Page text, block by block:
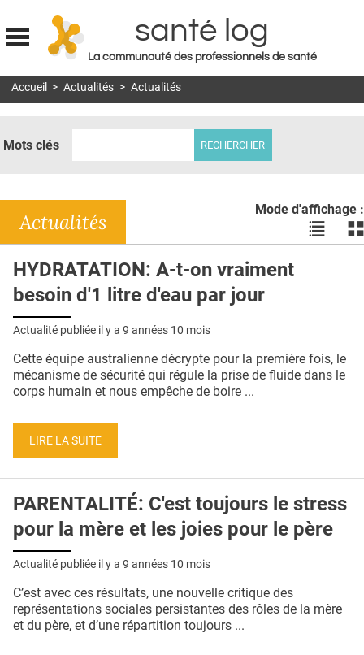
Jump to navigation
santé log
La communauté des professionnels de santé
MON COMPTE
DOSSIERS
RÉSEAUX
E-REVUE SAD
QUI SOMMES-NOUS ?
CONDITIONS GÉNÉRALES
CRÉDITS
Accueil > Actualités > Actualités
Mots clés
Mode d'affichage :
Voir
les
les
Actualités
HYDRATATION: A-t-on vraiment
besoin d'1 litre d'eau par jour
Actualité publiée il y a 9 années 10 mois
Cette équipe australienne décrypte pour la première fois, le
mécanisme de sécurité qui régule la prise de fluide dans le
corps humain et nous empêche de boire ...
LIRE LA SUITE
PARENTALITÉ: C'est toujours le stress
pour la mère et les joies pour le père
Actualité publiée il y a 9 années 10 mois
C’est avec ces résultats, une nouvelle critique des
représentations sociales persistantes des rôles de la mère
et du père, et d’une répartition toujours ...